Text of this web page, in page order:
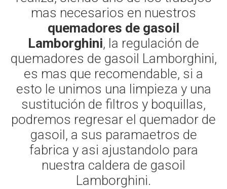
mas necesarios en nuestros
quemadores de gasoil
Lamborghini, la regulación de
quemadores de gasoil Lamborghini,
es mas que recomendable, si a
esto le unimos una limpieza y una
sustitución de filtros y boquillas,
podremos regresar el quemador de
gasoil, a sus paramaetros de
fabrica y asi ajustandolo para
nuestra caldera de gasoil
Lamborghini.